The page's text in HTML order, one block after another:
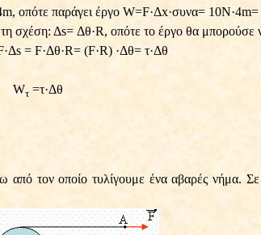
οπότε παράγει έργο W=F·Δx·συνα= 10Ν·4m=
τη σχέση: Δs= Δθ·R, οπότε το έργο θα μπορούσε
·Δs = F·Δθ·R= (F·R) ·Δθ= τ·Δθ
Wτ =τ·Δθ
από τον οποίο τυλίγουμε ένα αβαρές νήμα.